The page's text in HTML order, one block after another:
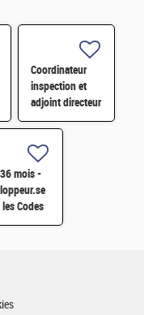
Coordinateur
inspection et
adjoint directeur
qualité/inspection
– Projet RJH
H/F
mois -
Codes
Carlo H/F